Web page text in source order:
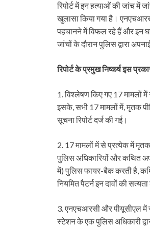
रिपोर्ट में इन हत्याओं की जांच में
खुलासा किया गया है।
पहचानने में विफल रहे हैं और इन
जांचों के दौरान पुलिस द्वारा
रिपोर्ट के प्रमुख निष्कर्ष इस
1. विश्लेषण किए गए 17 मामलों
इसके, सभी 17 मामलों में, मृतक
सूचना रिपोर्ट दर्ज की गई।
2. 17 मामलों में से प्रत्येक में
पुलिस अधिकारियों और कथित
में) पुलिस फायर-बैक करती है,
नियमित पैटर्न इन दावों की
3. एनएचआरसी और पीयूसीएल में
स्टेशन के एक पुलिस अधिकारी